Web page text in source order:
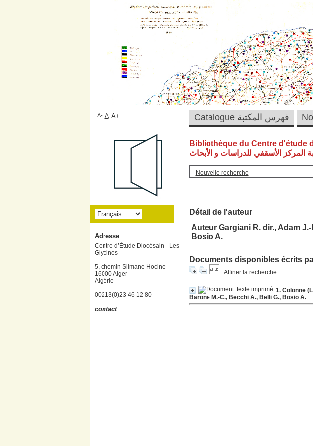
Bibliothèque du Centre d'étude
المركز الأسقفي للدراسات و الأبحاث
Nouvelle recherche
Détail de l'auteur
Auteur Gargiani R. dir., Adam
Bosio A.
Documents disponibles écrits
Affiner la recherche
1. Colonne
Barone M.-C., Becchi A., Belli G., Bosio A.
Catalogue فهرس المكتبة A- A A+
Adresse
Centre d’Étude Diocésain - Les
Glycines
5, chemin Slimane Hocine
16000 Alger
Algérie
00213(0)23 46 12 80
contact